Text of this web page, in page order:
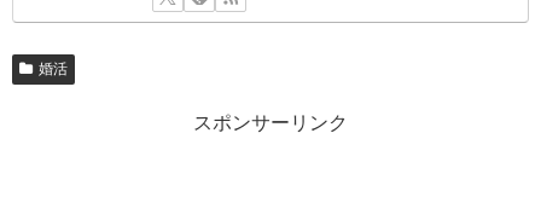
婚活
スポンサーリンク